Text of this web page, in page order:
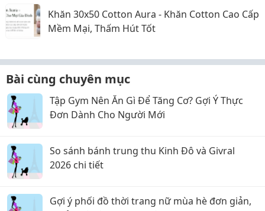
Khăn 30x50 Cotton Aura - Khăn Cotton Cao Cấp
Mềm Mại, Thấm Hút Tốt
Bài cùng chuyên mục
Tập Gym Nên Ăn Gì Để Tăng Cơ? Gợi Ý Thực
Đơn Dành Cho Người Mới
So sánh bánh trung thu Kinh Đô và Givral
2026 chi tiết
Gợi ý phối đồ thời trang nữ mùa hè đơn giản,